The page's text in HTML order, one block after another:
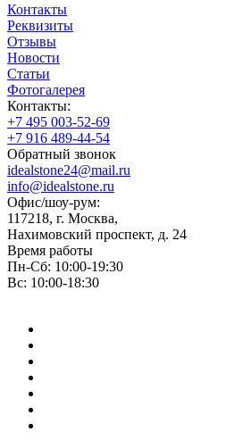
Контакты
Реквизиты
Отзывы
Новости
Статьи
Фотогалерея
Контакты:
+7 495 003-52-69
+7 916 489-44-54
Обратный звонок
idealstone24@mail.ru
info@idealstone.ru
Офис/шоу-рум:
117218, г. Москва,
Нахимовский проспект, д. 24
Время работы
Пн-Сб: 10:00-19:30
Вс: 10:00-18:30